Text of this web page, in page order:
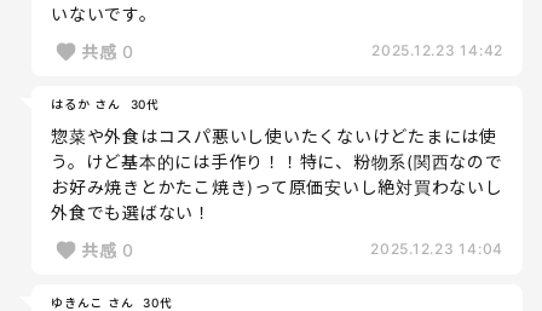
いないです。
共感 0 2025.12.23 14:42
はるか さん 30代
惣菜や外食はコスパ悪いし使いたくないけどたまには使
う。けど基本的には手作り！！特に、粉物系(関西なので
お好み焼きとかたこ焼き)って原価安いし絶対買わないし
外食でも選ばない！
共感 0 2025.12.23 14:04
ゆきんこ さん 30代